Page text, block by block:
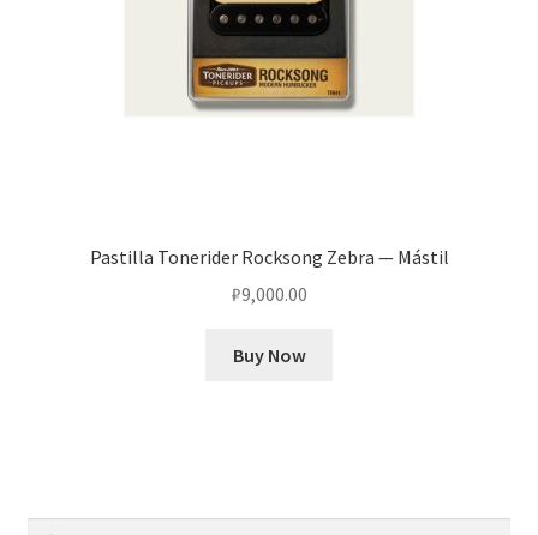
Pastilla Tonerider Rocksong Zebra — Mástil
₽9,000.00
Buy Now